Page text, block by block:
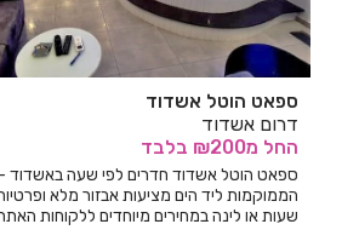
חדרים לפי שעה בגבעת נילי
חדרים לפי שעה בגבעתיים
חדרים לפי שעה בגדרה
חדרים לפי שעה בגורן
חדרים לפי שעה בגינוסר
ספאט הוטל אשדוד
דרום אשדוד
החל מ₪200 בלבד
ספאט הוטל אשדוד חדרים לפי שעה באשדוד -
הממוקמות ליד הים מציעות אבזור מלא
שעות או לינה במחירים מיוחדים ללקוחות